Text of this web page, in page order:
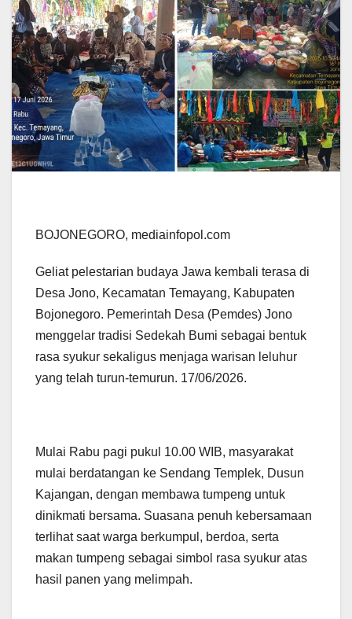
BOJONEGORO, mediainfopol.com
Geliat pelestarian budaya Jawa kembali terasa di
Desa Jono, Kecamatan Temayang, Kabupaten
Bojonegoro. Pemerintah Desa (Pemdes) Jono
menggelar tradisi Sedekah Bumi sebagai bentuk
rasa syukur sekaligus menjaga warisan leluhur
yang telah turun-temurun. 17/06/2026.
Mulai Rabu pagi pukul 10.00 WIB, masyarakat
mulai berdatangan ke Sendang Templek, Dusun
Kajangan, dengan membawa tumpeng untuk
dinikmati bersama. Suasana penuh kebersamaan
terlihat saat warga berkumpul, berdoa, serta
makan tumpeng sebagai simbol rasa syukur atas
hasil panen yang melimpah.